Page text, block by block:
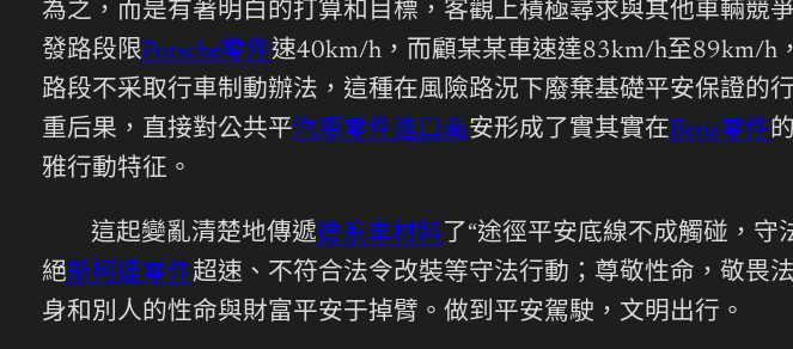
為之，而是有著明白的打算和目標，客觀上積極尋求與其他車輛競
發路段限Porsche零件速40km/h，而顧某某車速達83km/h至89km/h
路段不采取行車制動辦法，這種在風險路況下廢棄基礎平安保證的
重后果，直接對公共平汽車零件進口商安形成了實其實在Benz零件
雅行動特征。
這起變亂清楚地傳遞德系車材料 了“途徑平安底線不成觸碰，
絕斯柯達零件超速、不符合法令改裝等守法行動；尊敬性命，敬畏
身和別人的性命與財富平安于掉臂。做到平安駕駛，文明出行。